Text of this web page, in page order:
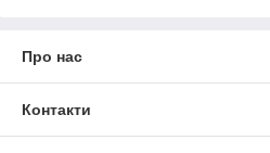
Про нас
Контакти